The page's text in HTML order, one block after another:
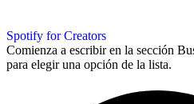
Spotify for Creators
Comienza a escribir en la sección
para elegir una opción de la lista.